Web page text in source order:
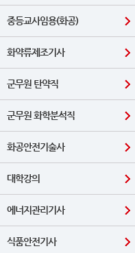
중등교사임용(화공)
화약류제조기사
군무원 탄약직
군무원 화학분석직
화공안전기술사
대학강의
에너지관리기사
식품안전기사